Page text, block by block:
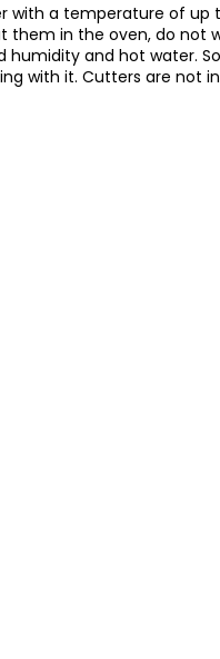
with a temperature of up
them in the oven, do not
humidity and hot water.
with it. Cutters are not